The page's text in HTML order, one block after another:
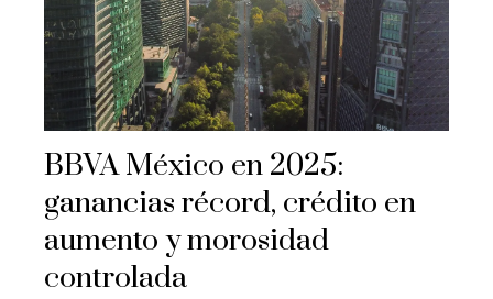
BBVA México en 2025:
ganancias récord, crédito en
aumento y morosidad
controlada